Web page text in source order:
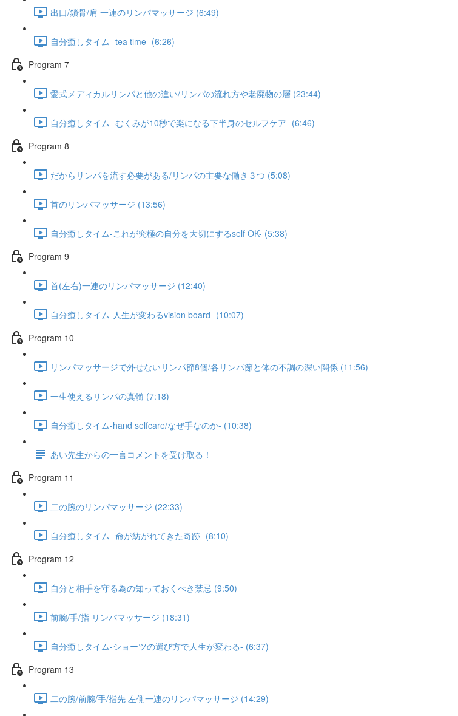
出口/鎖骨/肩 一連のリンパマッサージ (6:49)
自分癒しタイム -tea time- (6:26)
Program 7
愛式メディカルリンパと他の違い/リンパの流れ方や老廃物の層 (23:44)
自分癒しタイム -むくみが10秒で楽になる下半身のセルフケア- (6:46)
Program 8
だからリンパを流す必要がある/リンパの主要な働き３つ (5:08)
首のリンパマッサージ (13:56)
自分癒しタイム-これが究極の自分を大切にするself OK- (5:38)
Program 9
首(左右)一連のリンパマッサージ (12:40)
自分癒しタイム-人生が変わるvision board- (10:07)
Program 10
リンパマッサージで外せないリンパ節8個/各リンパ節と体の不調の深い関係 (11:56)
一生使えるリンパの真髄 (7:18)
自分癒しタイム-hand selfcare/なぜ手なのか- (10:38)
あい先生からの一言コメントを受け取る！
Program 11
二の腕のリンパマッサージ (22:33)
自分癒しタイム -命が紡がれてきた奇跡- (8:10)
Program 12
自分と相手を守る為の知っておくべき禁忌 (9:50)
前腕/手/指 リンパマッサージ (18:31)
自分癒しタイム-ショーツの選び方で人生が変わる- (6:37)
Program 13
二の腕/前腕/手/指先 左側一連のリンパマッサージ (14:29)